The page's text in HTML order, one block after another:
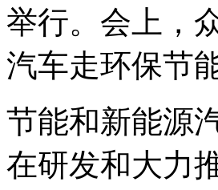
举行。会上，
汽车走环保节
节能和新能源
在研发和大力